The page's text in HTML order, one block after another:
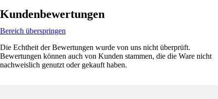
Kundenbewertungen
Bereich überspringen
Die Echtheit der Bewertungen wurde von uns nicht überprüft.
Bewertungen können auch von Kunden stammen, die die Ware nicht
nachweislich genutzt oder gekauft haben.